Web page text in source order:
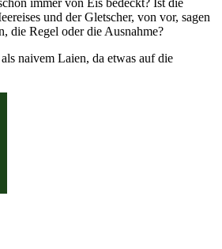
und der Gletscher, von vor, sagen
die Regel oder die Ausnahme?
naivem Laien, da etwas auf die